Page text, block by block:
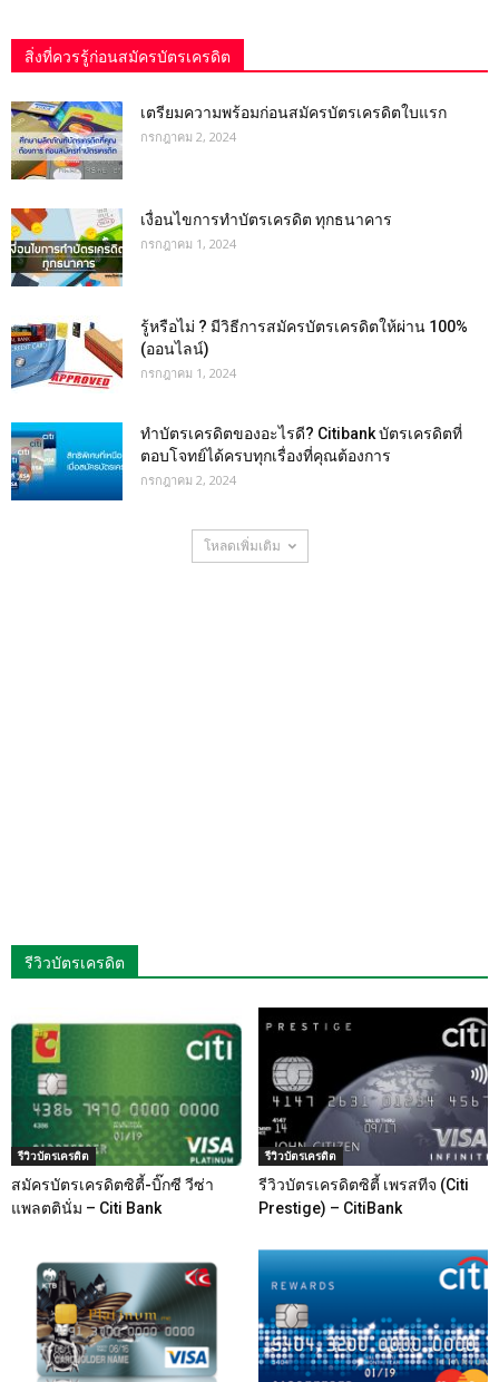
สิ่งที่ควรรู้ก่อนสมัครบัตรเครดิต
เตรียมความพร้อมก่อนสมัครบัตรเครดิตใบแรก
กรกฎาคม 2, 2024
เงื่อนไขการทําบัตรเครดิต ทุกธนาคาร
กรกฎาคม 1, 2024
รู้หรือไม่ ? มีวิธีการสมัครบัตรเครดิตให้ผ่าน 100%
(ออนไลน์)
กรกฎาคม 1, 2024
ทำบัตรเครดิตของอะไรดี? Citibank บัตรเครดิตที่
ตอบโจทย์ได้ครบทุกเรื่องที่คุณต้องการ
กรกฎาคม 2, 2024
โหลดเพิ่มเติม
รีวิวบัตรเครดิต
รีวิวบัตรเครดิต
สมัครบัตรเครดิตซิตี้-บิ๊กซี วีซ่า
แพลตตินั่ม – Citi Bank
รีวิวบัตรเครดิต
รีวิวบัตรเครดิตซิตี้ เพรสทีจ (Citi
Prestige) – CitiBank